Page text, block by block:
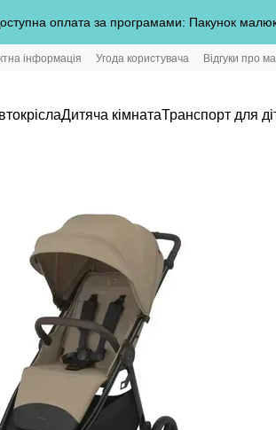
оплата за програмами: Пакунок
інформація Угода користувача Відгуки про
Дитяча кімнатаТранспорт для